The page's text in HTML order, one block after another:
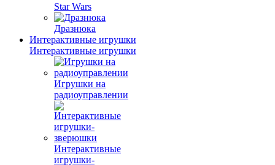
Star Wars
Дразнюка
Интерактивные игрушки
Интерактивные игрушки
Игрушки на
радиоуправлении
Интерактивные
игрушки-